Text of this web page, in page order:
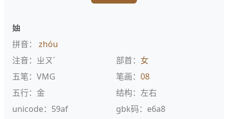
妯
拼音： zhóu
注音：ㄓㄡˊ
部首： 女
五笔：VMG
笔画： 08
五行：金
结构：左右
unicode：59af
gbk码：e6a8